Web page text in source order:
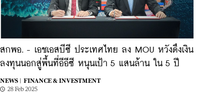
สกพอ. - เอชเอสบีซี ประเทศไทย ลง MOU หวังดึงเงิน
ลงทุนนอกสู่พื้นที่อีอีซี หนุนเป้า 5 แสนล้าน ใน 5 ปี
NEWS |
FINANCE & INVESTMENT
28 Feb 2025